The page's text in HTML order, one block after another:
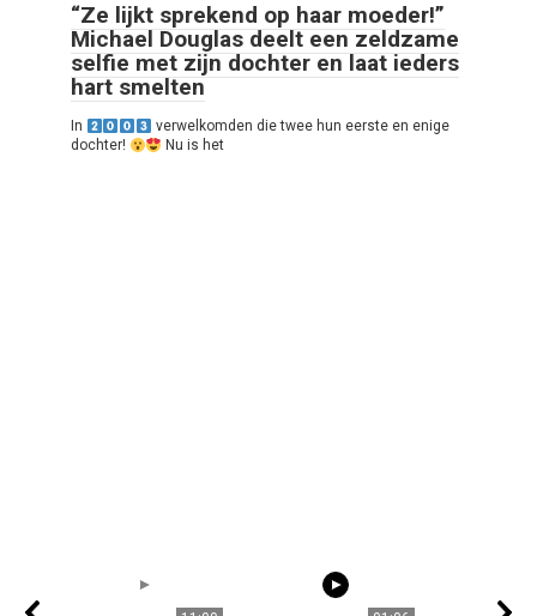
“Ze lijkt sprekend op haar moeder!”
Michael Douglas deelt een zeldzame
selfie met zijn dochter en laat ieders
hart smelten
In
verwelkomden die twee hun eerste en enige
dochter!
Nu is het